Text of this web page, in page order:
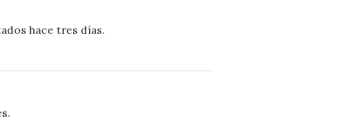
hace tres días.